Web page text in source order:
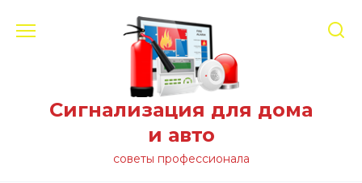
Сигнализация для дома
и авто
советы профессионала